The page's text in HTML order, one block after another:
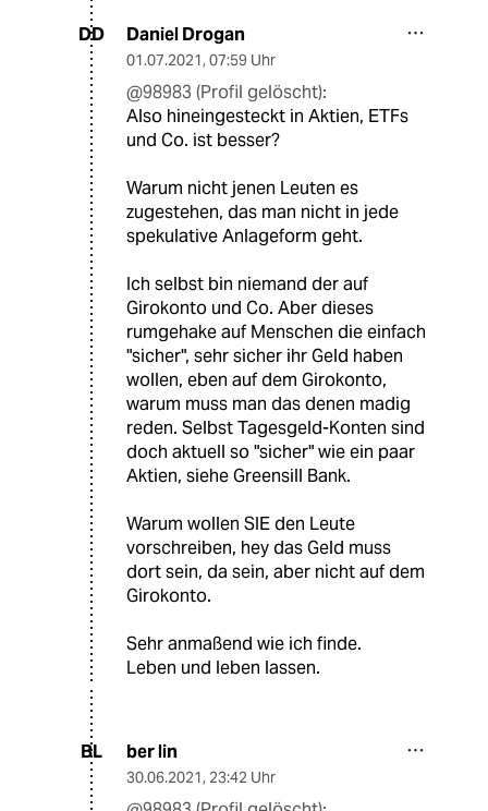
DD Daniel Drogan
01.07.2021, 07:59 Uhr
@98983 (Profil gelöscht):
Also hineingesteckt in Aktien, ETFs
und Co. ist besser?
Warum nicht jenen Leuten es
zugestehen, das man nicht in jede
spekulative Anlageform geht.
Ich selbst bin niemand der auf
Girokonto und Co. Aber dieses
rumgehake auf Menschen die einfach
"sicher", sehr sicher ihr Geld haben
wollen, eben auf dem Girokonto,
warum muss man das denen madig
reden. Selbst Tagesgeld-Konten sind
doch aktuell so "sicher" wie ein paar
Aktien, siehe Greensill Bank.
Warum wollen SIE den Leute
vorschreiben, hey das Geld muss
dort sein, da sein, aber nicht auf dem
Girokonto.
Sehr anmaßend wie ich finde.
Leben und leben lassen.
BL ber lin
30.06.2021, 23:42 Uhr